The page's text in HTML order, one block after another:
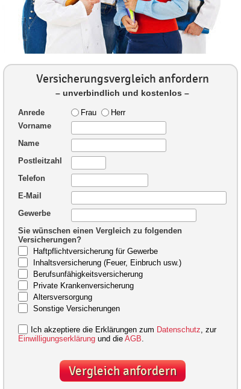
Versicherungsvergleich anfordern
– unverbindlich und kostenlos –
Anrede Frau
Herr
Vorname
Name
Postleitzahl
Telefon
E-Mail
Gewerbe
Sie wünschen einen Vergleich zu folgenden
Versicherungen?
Haftpflichtversicherung für Gewerbe
Inhaltsversicherung (Feuer, Einbruch usw.)
Berufsunfähigkeitsversicherung
Private Krankenversicherung
Altersversorgung
Sonstige Versicherungen
Ich akzeptiere die Erklärungen zum Datenschutz , zur
Einwilligungserklärung und die AGB.
Vergleich anfordern